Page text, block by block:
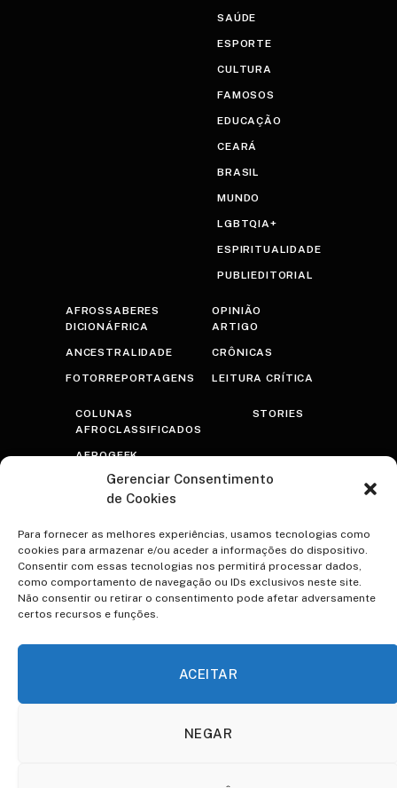
Gerenciar Consentimento
de Cookies
Para fornecer as melhores experiências, usamos tecnologias como
cookies para armazenar e/ou aceder a informações do dispositivo.
Consentir com essas tecnologias nos permitirá processar dados,
como comportamento de navegação ou IDs exclusivos neste site.
Não consentir ou retirar o consentimento pode afetar adversamente
certos recursos e funções.
ACEITAR
NEGAR
SAÚDE
ESPORTE
CULTURA
FAMOSOS
EDUCAÇÃO
CEARÁ
BRASIL
MUNDO
LGBTQIA+
ESPIRITUALIDADE
PUBLIEDITORIAL
AFROSSABERES
DICIONÁFRICA
ANCESTRALIDADE
FOTORREPORTAGENS
OPINIÃO
ARTIGO
CRÔNICAS
LEITURA CRÍTICA
COLUNAS
AFROCLASSIFICADOS
AFROGEEK
RASTROS
AFROTRANSFUTURISTA
OLHAR PRETO
PSICOTERAPRETO
NEGRA VOZ
STORIES
ESPECIAIS